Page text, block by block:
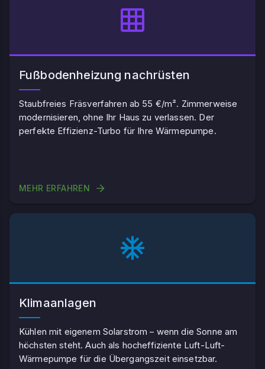
Fußbodenheizung nachrüsten
Staubfreies Fräsverfahren ab 55 €/m². Zimmerweise
modernisieren, ohne Ihr Haus zu verlassen. Der
perfekte Effizienz-Turbo für Ihre Wärmepumpe.
MEHR ERFAHREN
Klimaanlagen
Kühlen mit eigenem Solarstrom – wenn die Sonne am
höchsten steht. Auch als hocheffiziente Luft-Luft-
Wärmepumpe für die Übergangszeit einsetzbar.